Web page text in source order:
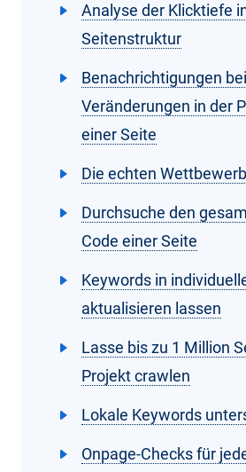
Analyse der Klicktiefe
Seitenstruktur
Benachrichtigungen bei
Veränderungen in der
einer Seite
Die echten
Durchsuche den
Code einer Seite
Keywords in
aktualisieren lassen
Lasse bis zu 1 Million
Projekt crawlen
Lokale Keywords
Onpage-Checks für